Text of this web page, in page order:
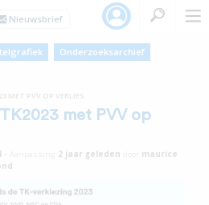
Onderzoeksarchief
met PVV op
2 jaar geleden
maurice